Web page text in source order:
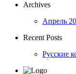
Archives
Апрель
Recent Posts
Русские